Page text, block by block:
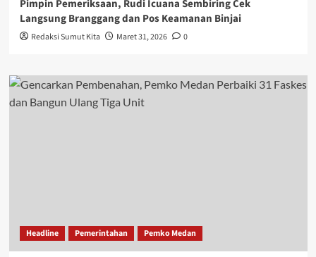
Pimpin Pemeriksaan, Rudi Icuana Sembiring Cek
Langsung Branggang dan Pos Keamanan Binjai
Redaksi Sumut Kita Maret 31, 2026 0
Headline Pemerintahan Pemko Medan